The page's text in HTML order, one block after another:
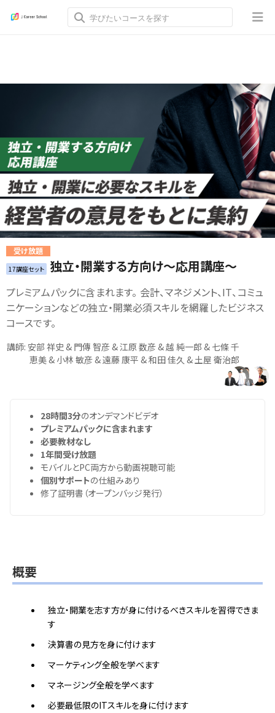
受け放題
17講座セット 独立・開業する方向け～応用講座～
プレミアムパックに含まれます。 会計、マネジメント、IT、コミュ
ニケーションなどの独立・開業必須スキルを網羅したビジネス
コースです。
講師: 安部 祥史 & 門傳 智彦 & 江原 数彦 & 越 純一郎 & 七條 千
恵美 & 小林 敏彦 & 遠藤 康平 & 和田 佳久 & 土屋 衛治郎
28時間3分のオンデマンドビデオ
プレミアムパックに含まれます
必要教材なし
1年間受け放題
モバイルとPC両方から動画視聴可能
個別サポートの仕組みあり
修了証明書（オープンバッジ発行）
概要
独立・開業を志す方が身に付けるべきスキルを習得できま
す
決算書の見方を身に付けます
マーケティング全般を学べます
マネージング全般を学べます
必要最低限のITスキルを身に付けます